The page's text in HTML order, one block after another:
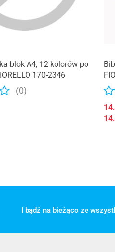
blok A4, 12 kolorów po
170-2346
(0)
I bądź na bieżąco ze